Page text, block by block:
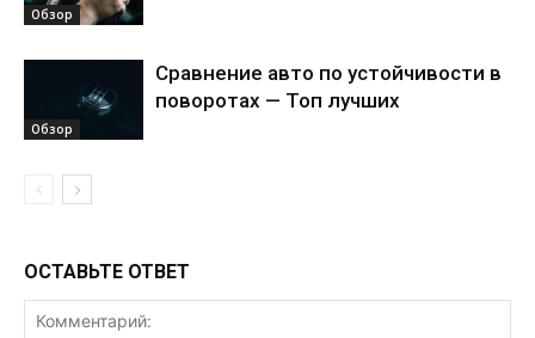
Обзор
Обзор
Сравнение авто по устойчивости в
поворотах — Топ лучших
ОСТАВЬТЕ ОТВЕТ